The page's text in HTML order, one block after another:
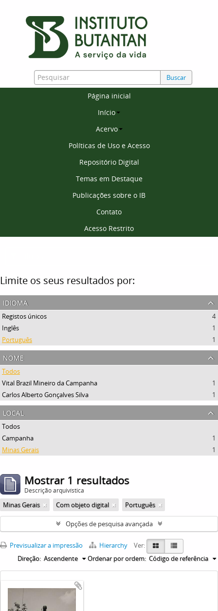
Buscar
Página inicial
Início
Acervo
Políticas de Uso e Acesso
Repositório Digital
Temas em Destaque
Publicações sobre o IB
Contato
Acesso Restrito
Limite os seus resultados por:
idioma
Registos únicos
4
Inglês
1
Português
1
nome
Todos
Vital Brazil Mineiro da Campanha
1
Carlos Alberto Gonçalves Silva
1
local
Todos
Campanha
1
Minas Gerais
1
Mostrar 1 resultados
Descrição arquivística
Minas Gerais Com objeto digital Português
Opções de pesquisa avançada
Previsualizar a impressão Hierarchy
Ver:
Ordenar por ordem: Código de referência
Direção: Ascendente